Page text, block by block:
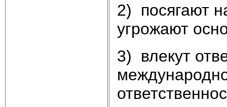
2) посягают
угрожают
3) влекут